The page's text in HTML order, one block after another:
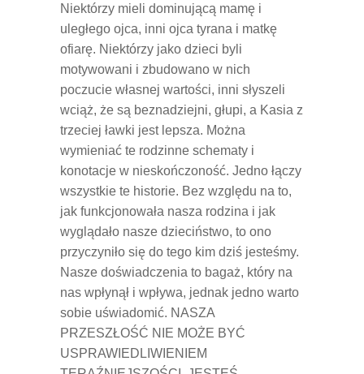
Niektórzy mieli dominującą mamę i
uległego ojca, inni ojca tyrana i matkę
ofiarę. Niektórzy jako dzieci byli
motywowani i zbudowano w nich
poczucie własnej wartości, inni słyszeli
wciąż, że są beznadziejni, głupi, a Kasia z
trzeciej ławki jest lepsza. Można
wymieniać te rodzinne schematy i
konotacje w nieskończoność. Jedno łączy
wszystkie te historie. Bez względu na to,
jak funkcjonowała nasza rodzina i jak
wyglądało nasze dzieciństwo, to ono
przyczyniło się do tego kim dziś jesteśmy.
Nasze doświadczenia to bagaż, który na
nas wpłynął i wpływa, jednak jedno warto
sobie uświadomić. NASZA
PRZESZŁOŚĆ NIE MOŻE BYĆ
USPRAWIEDLIWIENIEM